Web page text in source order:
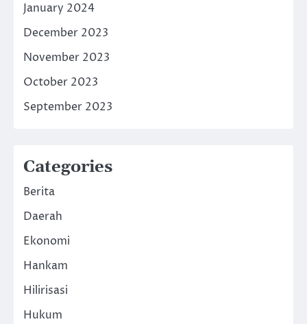
January 2024
December 2023
November 2023
October 2023
September 2023
Categories
Berita
Daerah
Ekonomi
Hankam
Hilirisasi
Hukum